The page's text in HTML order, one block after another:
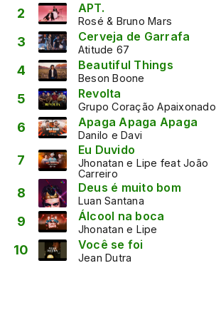
2 APT.
Rosé & Bruno Mars
3 Cerveja de Garrafa
Atitude 67
4 Beautiful Things
Beson Boone
5 Revolta
Grupo Coração Apaixonado
6 Apaga Apaga Apaga
Danilo e Davi
7
Eu Duvido
Jhonatan e Lipe feat João
Carreiro
8 Deus é muito bom
Luan Santana
9 Álcool na boca
Jhonatan e Lipe
10 Você se foi
Jean Dutra